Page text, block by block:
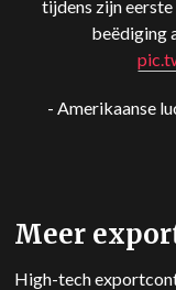
tijdens zijn
beëdiging
- Amerikaanse
Meer
High-tech